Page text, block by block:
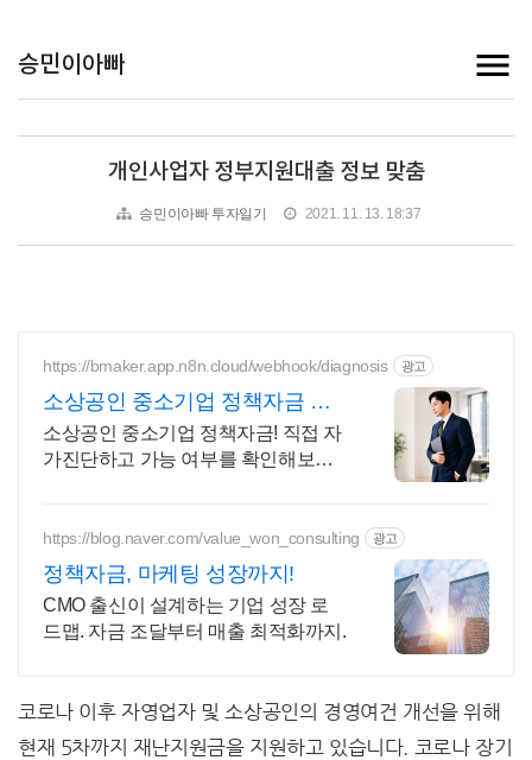
승민이아빠
개인사업자 정부지원대출 정보 맞춤
승민이아빠 투자일기 2021. 11. 13. 18:37
https://bmaker.app.n8n.cloud/webhook/diagnosis 광고
소상공인 중소기업 정책자금 정
책자금 1분 무료 자가진단
소상공인 중소기업 정책자금! 직접 자
가진단하고 가능 여부를 확인해보세
있습니다!
https://blog.naver.com/value_won_consulting 광고
정책자금, 마케팅 성장까지!
CMO 출신이 설계하는 기업 성장 로
드맵. 자금 조달부터 매출 최적화까지.
코로나 이후 자영업자 및 소상공인의 경영여건 개선을 위해
현재 5차까지 재난지원금을 지원하고 있습니다. 코로나 장기